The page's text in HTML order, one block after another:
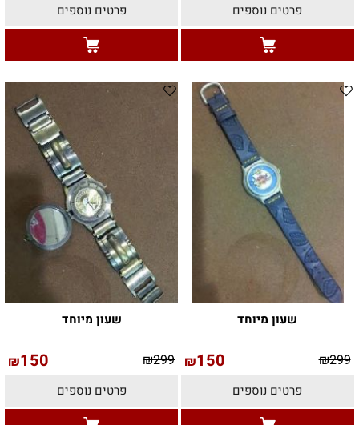
פרטים נוספים פרטים נוספים
שעון מיוחד
₪299
₪150
פרטים נוספים
שעון מיוחד
₪299
₪150
פרטים נוספים